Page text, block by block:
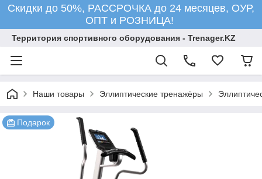
Скидки до 50%, РАССРОЧКА до 24 месяцев, ОУР,
ОПТ и РОЗНИЦА!
Территория спортивного оборудования - Trenager.KZ
Наши товары Эллиптические тренажёры
Подарок